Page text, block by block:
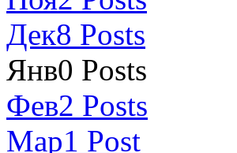
Дек8 Posts
Янв0 Posts
Фев2 Posts
Мар1 Post